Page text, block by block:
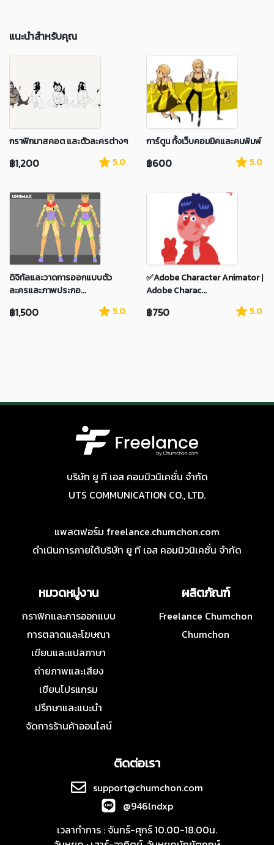
แนะนำสำหรับคุณ
กราฟิกมาสคอต และตัวละครต่างๆ
฿1,200 5.0
การ์ตูน ทั้งเว็บคอมมิคและคนพิมพ์
฿600 5.0
ดิจิทัลและวาดการออกแบบตัว
ละครและภาพประกอ...
฿1,500 5.0
✅Adobe Character Animator |
Adobe Charac...
฿750 5.0
บริษัท ยู ที เอส คอมมิวนิเคชั่น จำกัด
UTS COMMUNICATION CO., LTD.
แพลตฟอร์ม freelance.chumchon.com
ดำเนินการภายใต้บริษัท ยู ที เอส คอมมิวนิเคชั่น จำกัด
หมวดหมู่งาน
กราฟิกและการออกแบบ
การตลาดและโฆษณา
เขียนและแปลภาษา
ถ่ายภาพและเสียง
เขียนโปรแกรม
ปรึกษาและแนะนำ
จัดการร้านค้าออนไลน์
ผลิตภัณฑ์
Freelance Chumchon
Chumchon
ติดต่อเรา
support@chumchon.com
@946lndxp
เวลาทำการ : จันทร์-ศุกร์ 10.00-18.00น.